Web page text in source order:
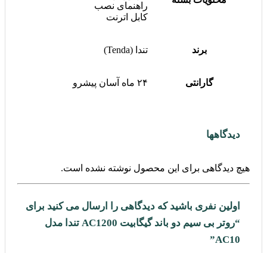
راهنمای نصب
کابل اترنت
برند تندا (Tenda)
گارانتی ۲۴ ماه آسان پیشرو
دیدگاهها
هیچ دیدگاهی برای این محصول نوشته نشده است.
اولین نفری باشید که دیدگاهی را ارسال می کنید برای
“روتر بی سیم دو باند گیگابیت AC1200 تندا مدل
AC10”